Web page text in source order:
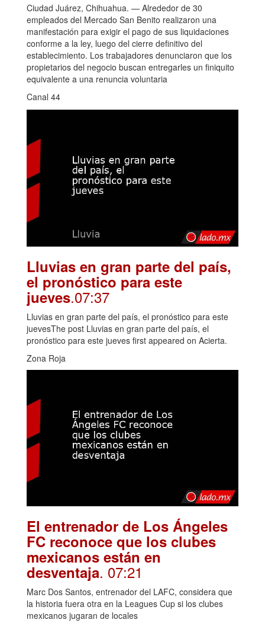
Ciudad Juárez, Chihuahua. — Alrededor de 30
empleados del Mercado San Benito realizaron una
manifestación para exigir el pago de sus liquidaciones
conforme a la ley, luego del cierre definitivo del
establecimiento. Los trabajadores denunciaron que los
propietarios del negocio buscan entregarles un finiquito
equivalente a una renuncia voluntaria
Canal 44
Lluvias en gran parte del país,
el pronóstico para este
jueves.07:37
Lluvias en gran parte del país, el pronóstico para este
juevesThe post Lluvias en gran parte del país, el
pronóstico para este jueves first appeared on Acierta.
Zona Roja
El entrenador de Los Ángeles
FC reconoce que los clubes
mexicanos están en
desventaja. 07:21
Marc Dos Santos, entrenador del LAFC, considera que
la historia fuera otra en la Leagues Cup si los clubes
mexicanos jugaran de locales